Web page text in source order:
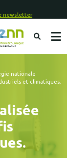
newsletter
nationale
et climatiques.